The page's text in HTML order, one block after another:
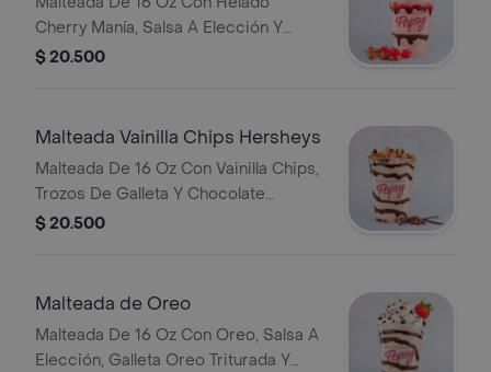
Cherry Manía, Salsa A Elección Y
Chips De Chocolate.
$ 20.500
Malteada Vainilla Chips Hersheys
Malteada De 16 Oz Con Vainilla Chips,
Trozos De Galleta Y Chocolate
Cookies & Cream.
$ 20.500
Malteada de Oreo
Malteada De 16 Oz Con Oreo, Salsa A
Elección, Galleta Oreo Triturada Y